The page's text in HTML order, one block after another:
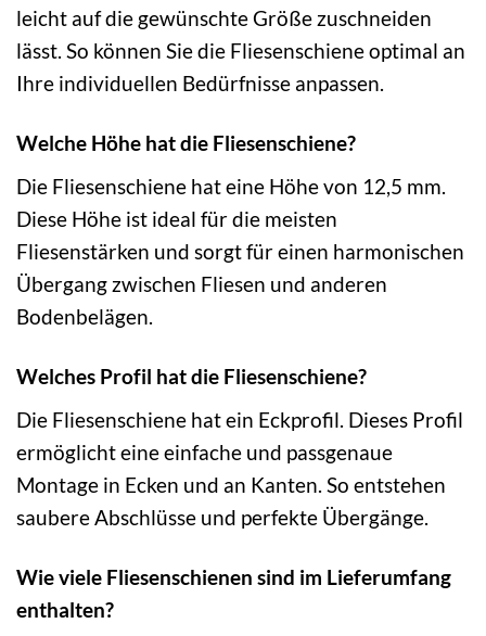
leicht auf die gewünschte Größe zuschneiden
lässt. So können Sie die Fliesenschiene optimal an
Ihre individuellen Bedürfnisse anpassen.
Welche Höhe hat die Fliesenschiene?
Die Fliesenschiene hat eine Höhe von 12,5 mm.
Diese Höhe ist ideal für die meisten
Fliesenstärken und sorgt für einen harmonischen
Übergang zwischen Fliesen und anderen
Bodenbelägen.
Welches Profil hat die Fliesenschiene?
Die Fliesenschiene hat ein Eckprofil. Dieses Profil
ermöglicht eine einfache und passgenaue
Montage in Ecken und an Kanten. So entstehen
saubere Abschlüsse und perfekte Übergänge.
Wie viele Fliesenschienen sind im Lieferumfang
enthalten?